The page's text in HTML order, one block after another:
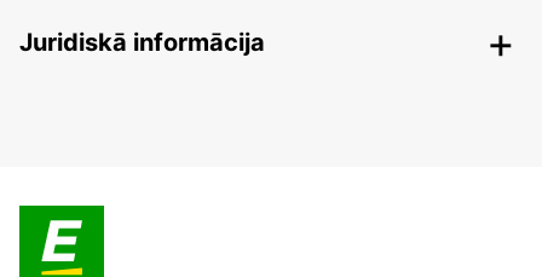
Juridiskā informācija